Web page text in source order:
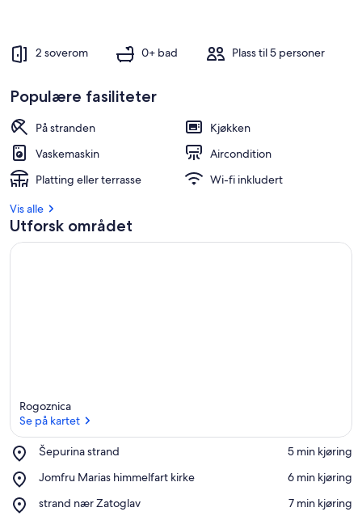
Overnattingsstedets uteområder
2 soverom 0+ bad Plass til 5 personer
Populære fasiliteter
På stranden
Kjøkken
Vaskemaskin
Aircondition
Platting eller terrasse
Wi-fi inkludert
Vis alle
Utforsk området
Rogoznica
Se på kartet
Šepurina strand
Place,
strand
‪5 min kjøring‬
Jomfru Marias himmelfart kirke
Place,
Marias
‪6 min kjøring‬
strand nær Zatoglav
Place,
‪7 min kjøring‬